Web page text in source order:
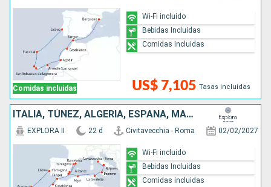
Comidas incluidas US$ 7,105 Tasas incluidas
Wi-Fi incluido
Bebidas Incluidas
Comidas incluidas
ITALIA, TÚNEZ, ALGERIA, ESPAÑA, MARRUECOS, PORTUGAL
EXPLORA II 22 d Civitavecchia - Roma 02/02/2027
Wi-Fi incluido
Bebidas Incluidas
Comidas incluidas